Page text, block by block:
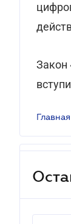
Закон
Главная